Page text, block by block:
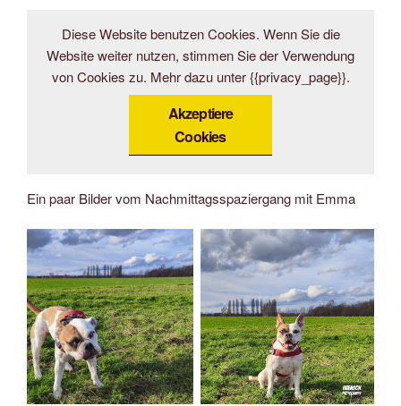
Diese Website benutzen Cookies. Wenn Sie die
Website weiter nutzen, stimmen Sie der Verwendung
von Cookies zu. Mehr dazu unter {{privacy_page}}.
Akzeptiere
Cookies
Ein paar Bilder vom Nachmittagsspaziergang mit Emma